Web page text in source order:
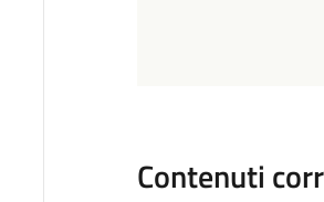
Contenuti